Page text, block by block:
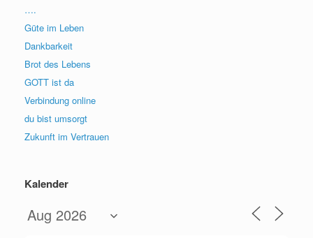
….
Güte im Leben
Dankbarkeit
Brot des Lebens
GOTT ist da
Verbindung online
du bist umsorgt
Zukunft im Vertrauen
Kalender